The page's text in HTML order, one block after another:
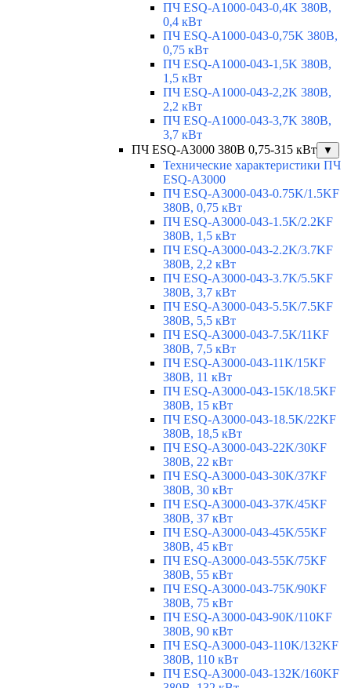
ПЧ ESQ-A1000-043-0,4K 380В,
0,4 кВт
ПЧ ESQ-A1000-043-0,75K 380В,
0,75 кВт
ПЧ ESQ-A1000-043-1,5K 380В,
1,5 кВт
ПЧ ESQ-A1000-043-2,2K 380В,
2,2 кВт
ПЧ ESQ-A1000-043-3,7K 380В,
3,7 кВт
ПЧ ESQ-A3000 380В 0,75-315 кВт
▼
Технические характеристики ПЧ
ESQ-A3000
ПЧ ESQ-A3000-043-0.75K/1.5KF
380В, 0,75 кВт
ПЧ ESQ-A3000-043-1.5K/2.2KF
380В, 1,5 кВт
ПЧ ESQ-A3000-043-2.2K/3.7KF
380В, 2,2 кВт
ПЧ ESQ-A3000-043-3.7K/5.5KF
380В, 3,7 кВт
ПЧ ESQ-A3000-043-5.5K/7.5KF
380В, 5,5 кВт
ПЧ ESQ-A3000-043-7.5K/11KF
380В, 7,5 кВт
ПЧ ESQ-A3000-043-11K/15KF
380В, 11 кВт
ПЧ ESQ-A3000-043-15K/18.5KF
380В, 15 кВт
ПЧ ESQ-A3000-043-18.5K/22KF
380В, 18,5 кВт
ПЧ ESQ-A3000-043-22K/30KF
380В, 22 кВт
ПЧ ESQ-A3000-043-30K/37KF
380В, 30 кВт
ПЧ ESQ-A3000-043-37K/45KF
380В, 37 кВт
ПЧ ESQ-A3000-043-45K/55KF
380В, 45 кВт
ПЧ ESQ-A3000-043-55K/75KF
380В, 55 кВт
ПЧ ESQ-A3000-043-75K/90KF
380В, 75 кВт
ПЧ ESQ-A3000-043-90K/110KF
380В, 90 кВт
ПЧ ESQ-A3000-043-110K/132KF
380В, 110 кВт
ПЧ ESQ-A3000-043-132K/160KF